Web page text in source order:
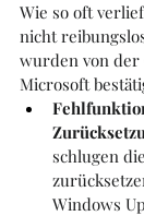
Wie so oft
nicht
wurden von
Microsoft
schlugen
Windows